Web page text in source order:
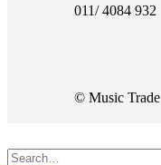
011/ 4084 932
© Music